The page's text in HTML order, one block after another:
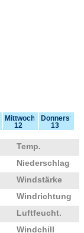
Mittwoch
12
Donnerstag
13
Temp.
Niederschlag
Windstärke
Windrichtung
Luftfeucht.
Windchill